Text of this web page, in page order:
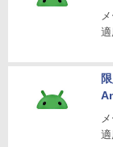
適
適